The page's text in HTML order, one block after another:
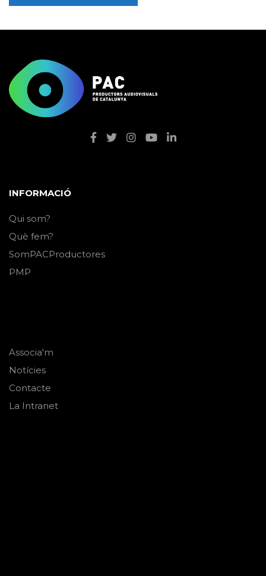
INFORMACIÓ
Qui som?
Què fem?
SomPACProductores
PMP
Associa'm
Notícies
Contacte
La Intranet